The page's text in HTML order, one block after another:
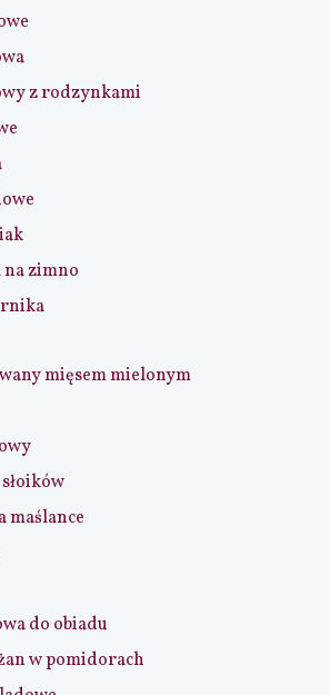
z rodzynkami
na zimno
mięsem mielonym
maślance
do obiadu
w pomidorach